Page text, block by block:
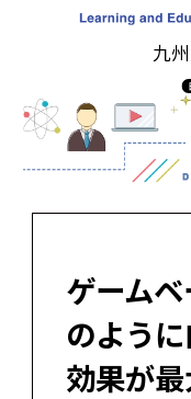
九
ゲーム
のよう
効果が